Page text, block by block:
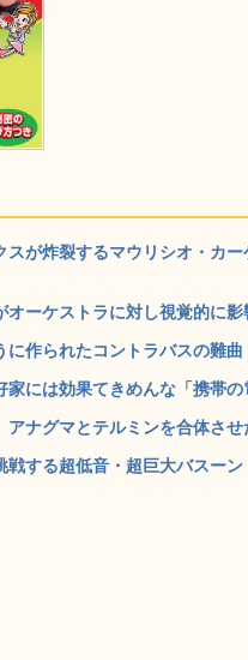
スが炸裂するマウリシオ・カ
オーケストラに対し視覚的に
に作られたコントラバスの難
家には効果てきめんな「携帯
アナグマとテルミンを合体さ
戦する超低音・超巨大バスー